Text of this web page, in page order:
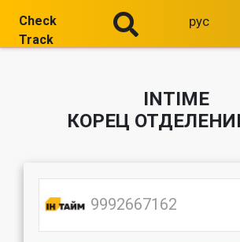
Check
Track
рус
INTIME
КОРЕЦ